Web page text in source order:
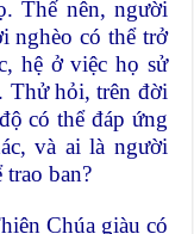
Thế nên, người
nghèo có thể trở
hệ ở việc họ sử
Thử hỏi, trên đời
có thể đáp ứng
và ai là người
ban?
Chúa giàu có